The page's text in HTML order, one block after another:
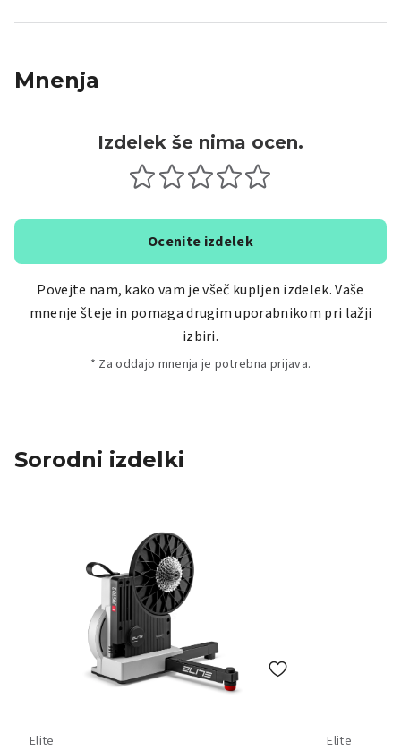
Mnenja
Izdelek še nima ocen.
Ocenite izdelek
Povejte nam, kako vam je všeč kupljen izdelek. Vaše
mnenje šteje in pomaga drugim uporabnikom pri lažji
izbiri.
* Za oddajo mnenja je potrebna prijava.
Sorodni izdelki
Elite Elite